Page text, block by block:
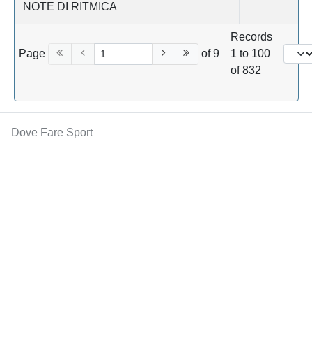
NOTE DI RITMICA
Page of 9
Records
1 to 100
of 832
Dove Fare Sport